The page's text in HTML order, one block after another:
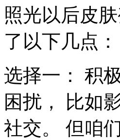
照光以后皮
了以下几点：
选择一： 积
困扰， 比如
社交。 但咱